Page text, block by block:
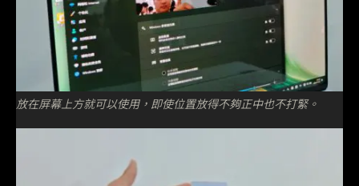
放在屏幕上方就可以使用，即使位置放得不夠正中也不打緊。